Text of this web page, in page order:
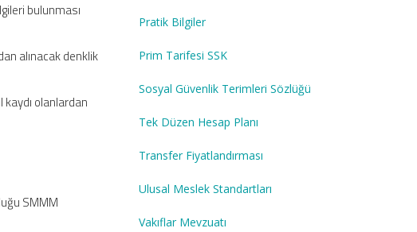
bulunması
alınacak denklik
olanlardan
SMMM
Pratik Bilgiler
Prim Tarifesi SSK
Sosyal Güvenlik Terimleri Sözlüğü
Tek Düzen Hesap Planı
Transfer Fiyatlandırması
Ulusal Meslek Standartları
Vakıflar Mevzuatı